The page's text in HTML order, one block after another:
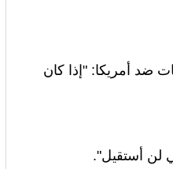
ضد أمريكا: "إذا كان
لن أستقيل".